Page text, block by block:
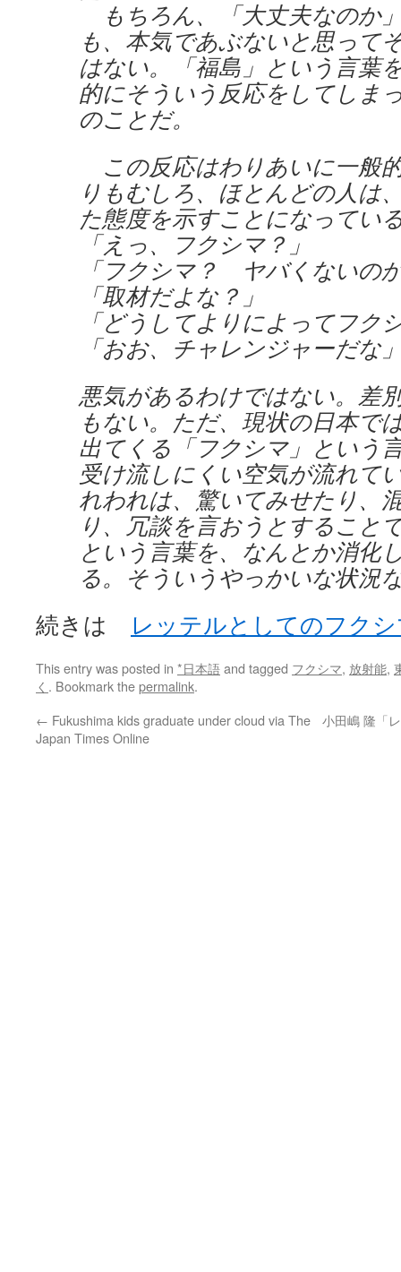
もちろん、「大丈夫なのか
も、本気であぶないと思って
はない。「福島」という言葉
的にそういう反応をしてしま
のことだ。
この反応はわりあいに一般
りもむしろ、ほとんどの人は
た態度を示すことになってい
「えっ、フクシマ？」
「フクシマ？ ヤバくないの
「取材だよな？」
「どうしてよりによってフク
「おお、チャレンジャーだな
悪気があるわけではない。差
もない。ただ、現状の日本で
出てくる「フクシマ」という
受け流しにくい空気が流れて
れわれは、驚いてみせたり、
り、冗談を言おうとすること
という言葉を、なんとか消化
る。そういうやっかいな状況
続きは
レッテルとしてのフク
This entry was posted in *日本語and tagged フクシマ, 放射能,
く . Bookmark thepermalink.
← Fukushima kids graduate under cloud via The
Japan Times Online
小田嶋 隆「